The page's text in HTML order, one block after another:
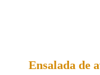
Ensalada de